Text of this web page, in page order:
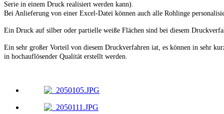
Serie in einem Druck realisiert werden kann).
Bei Anlieferung von einer Excel-Datei können auch alle Rohlinge
Ein Druck auf silber oder partielle weiße Flächen sind bei diesem
Ein sehr großer Vorteil von diesem Druckverfahren iat, es können in sehr
in hochauflösender Qualität erstellt werden.